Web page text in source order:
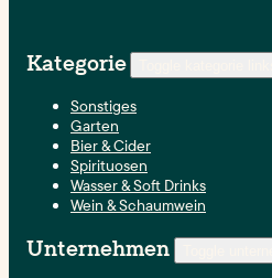
Kategorie
Sonstiges
Garten
Bier & Cider
Spirituosen
Wasser & Soft Drinks
Wein & Schaumwein
Unternehmen